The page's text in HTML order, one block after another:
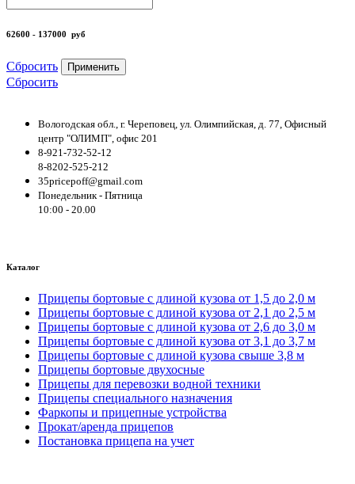
62600 - 137000 руб
Сбросить Применить
Сбросить
Вологодская обл., г. Череповец, ул. Олимпийская, д. 77, Офисный
центр "ОЛИМП", офис 201
8-921-732-52-12
8-8202-525-212
35pricepoff@gmail.com
Понедельник - Пятница
10:00 - 20.00
Каталог
Прицепы бортовые с длиной кузова от 1,5 до 2,0 м
Прицепы бортовые с длиной кузова от 2,1 до 2,5 м
Прицепы бортовые с длиной кузова от 2,6 до 3,0 м
Прицепы бортовые с длиной кузова от 3,1 до 3,7 м
Прицепы бортовые с длиной кузова свыше 3,8 м
Прицепы бортовые двухосные
Прицепы для перевозки водной техники
Прицепы специального назначения
Фаркопы и прицепные устройства
Прокат/аренда прицепов
Постановка прицепа на учет